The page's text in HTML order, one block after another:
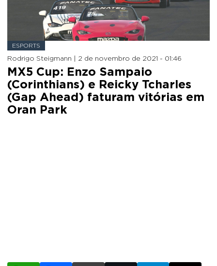
ESPORTS
Rodrigo Steigmann | 2 de novembro de 2021 - 01:46
MX5 Cup: Enzo Sampaio
(Corinthians) e Reicky Tcharles
(Gap Ahead) faturam vitórias em
Oran Park